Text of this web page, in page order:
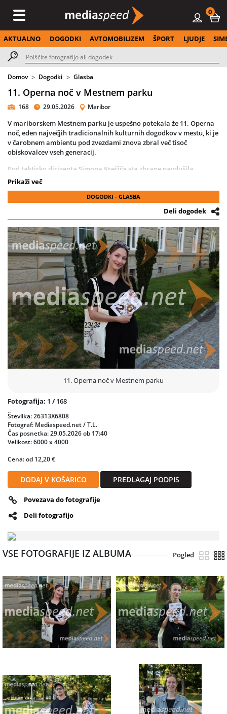
0
AKTUALNO DOGODKI AVTOMOBILIZEM ŠPORT LJUDJE
Domov Dogodki Glasba
11. Operna noč v Mestnem parku
168 29.05.2026 Maribor
V mariborskem Mestnem parku je uspešno potekala že 11. Operna
noč, eden največjih tradicionalnih kulturnih dogodkov v mestu, ki je
v čarobnem ambientu pod zvezdami znova zbral več tisoč
obiskovalcev vseh generacij.
Pod taktirko dirigenta Simona Krečiča sta zbrane navdušila
Simfonični orkester in Zbor Opere SNG Maribor, kot solisti pa so
Čuden, Andreja Zakonjšek Krt, Irena Petkova, Martin Sušnik, Tim
dragocen stik vrhunske umetnosti z ljudmi, sta izpostavila tudi
župan Saša Arsenovič in direktor SNG Maribor Danilo Rošker,
letošnjo izvedbo pa je zaznamovala še posebna skrb za okolje, saj
so k prijaznemu usmerjanju in zaščiti zelenic prispevali t. i. »varuhi
parka« pod okriljem soorganizatorja Mitje Špesa iz društva EZL EK.
Prikaži več
DOGODKI - GLASBA
Deli dogodek
11. Operna noč v Mestnem parku
Prejšnja
Fotografija: 1 /168
Številka: 26313X6808
Fotograf: Mediaspeed.net / T.L.
Čas posnetka: 29.05.2026 ob 17:40
Velikost: 6000 x 4000
Cena: od 12,20 €
DODAJ V KOŠARICO PREDLAGAJ PODPIS
Povezava do fotografije
Deli fotografijo
VSE FOTOGRAFIJE IZ ALBUMA Pogled